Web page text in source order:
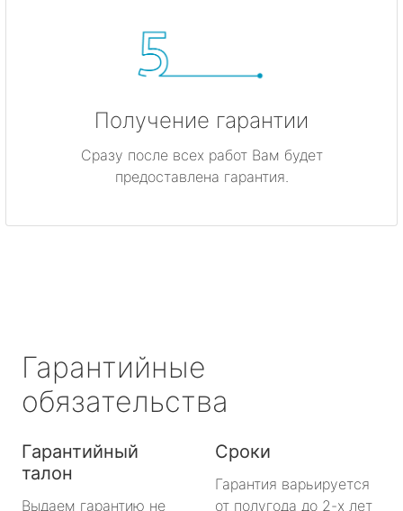
Получение гарантии
Сразу после всех работ Вам будет
предоставлена гарантия.
Гарантийные
обязательства
Гарантийный
талон
Выдаем гарантию не
Сроки
Гарантия варьируется
от полугода до 2-х лет